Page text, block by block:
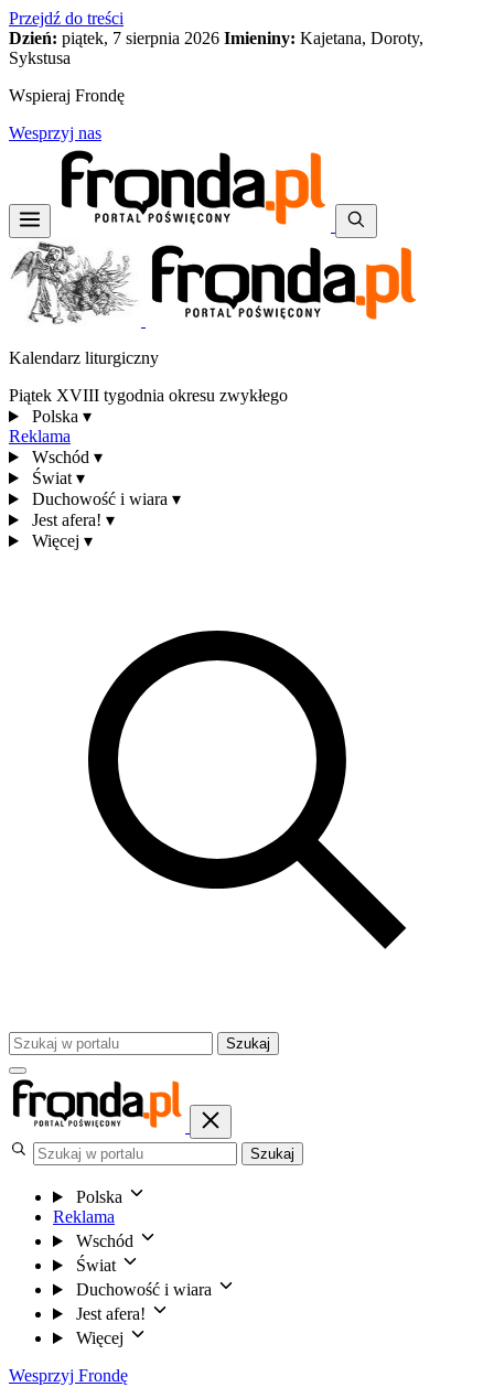
Przejdź do treści
Dzień: piątek, 7 sierpnia 2026 Imieniny: Kajetana, Doroty,
Sykstusa
Wspieraj Frondę
Wesprzyj nas
Kalendarz liturgiczny
Piątek XVIII tygodnia okresu zwykłego
Polska ▾
Reklama
Wschód ▾
Świat ▾
Duchowość i wiara ▾
Jest afera! ▾
Więcej ▾
Szukaj
Szukaj
Polska
Reklama
Wschód
Świat
Duchowość i wiara
Jest afera!
Więcej
Wesprzyj Frondę